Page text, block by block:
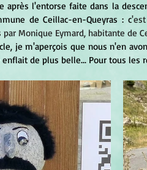
de Ceillac-en-Queyras : c
Monique Eymard, habitante de
de plus belle... Pour tous les